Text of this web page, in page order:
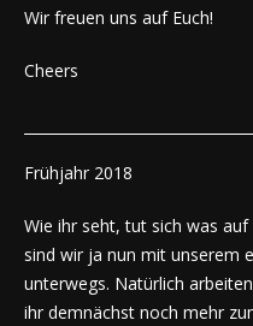
Wir freuen uns auf Euch!
Cheers
Frühjahr 2018
Wie ihr seht, tut sich was auf
sind wir ja nun mit unserem
unterwegs. Natürlich
ihr demnächst noch mehr